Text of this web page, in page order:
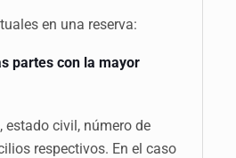
en una reserva:
partes con la mayor
estado civil, número de
respectivos. En el caso